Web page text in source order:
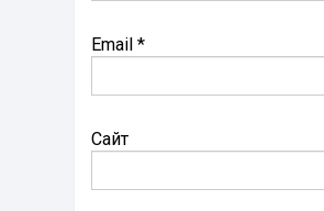
Email *
Сайт